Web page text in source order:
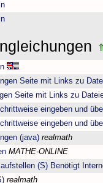
Seite mit Links zu
Seite mit Links zu
eingeben und
eingeben und
(java) realmath
MATHE-ONLINE
(S) Benötigt
realmath